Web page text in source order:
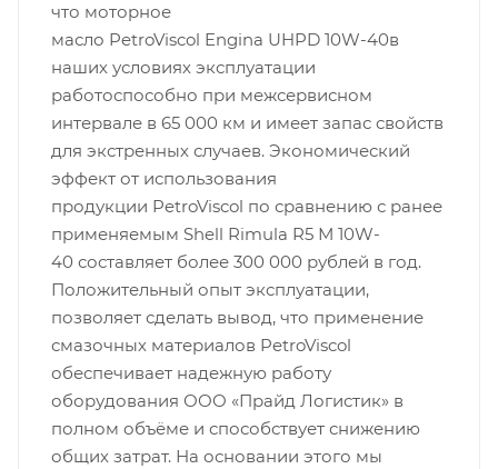
что моторное
масло PetroViscol Engina UHPD 10W-40в
наших условиях эксплуатации
работоспособно при межсервисном
интервале в 65 000 км и имеет запас свойств
для экстренных случаев. Экономический
эффект от использования
продукции PetroViscol по сравнению с ранее
применяемым Shell Rimula R5 М 10W-
40 составляет более 300 000 рублей в год.
Положительный опыт эксплуатации,
позволяет сделать вывод, что применение
смазочных материалов PetroViscol
обеспечивает надежную работу
оборудования ООО «Прайд Логистик» в
полном объёме и способствует снижению
общих затрат. На основании этого мы